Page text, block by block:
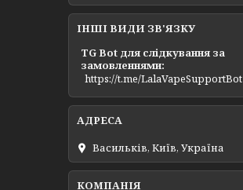
ІНШІ ВИДИ ЗВ'ЯЗКУ
TG Bot для слідкування за
замовленнями
https://t.me/LalaVapeSupportBot
Васильків, Київ, Україна